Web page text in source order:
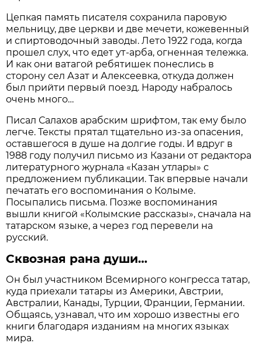
Цепкая память писателя сохранила паровую
мельницу, две церкви и две мечети, кожевенный
и спиртоводочный заводы. Лето 1922 года, когда
прошел слух, что едет ут-арба, огненная тележка.
И как они ватагой ребятишек понеслись в
сторону сел Азат и Алексеевка, откуда должен
был прийти первый поезд. Народу набралось
очень много…
Писал Салахов арабским шрифтом, так ему было
легче. Тексты прятал тщательно из-за опасения,
оставшегося в душе на долгие годы. И вдруг в
1988 году получил письмо из Казани от редактора
литературного журнала «Казан утлары» с
предложением публикации. Так впервые начали
печатать его воспоминания о Колыме.
Посыпались письма. Позже воспоминания
вышли книгой «Колымские рассказы», сначала на
татарском языке, а через год перевели на
русский.
Сквозная рана души…
Он был участником Всемирного конгресса татар,
куда приехали татары из Америки, Австрии,
Австралии, Канады, Турции, Франции, Германии.
Общаясь, узнавал, что им хорошо известны его
книги благодаря изданиям на многих языках
мира.